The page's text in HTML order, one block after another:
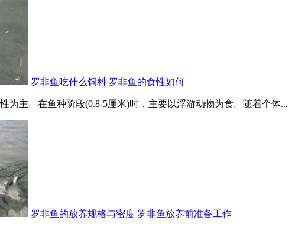
罗非鱼吃什么饲料 罗非鱼的食性如何
为主。在鱼种阶段(0.8-5厘米)时，主要以浮游动物为食。随着个体...
罗非鱼的放养规格与密度 罗非鱼放养前准备工作